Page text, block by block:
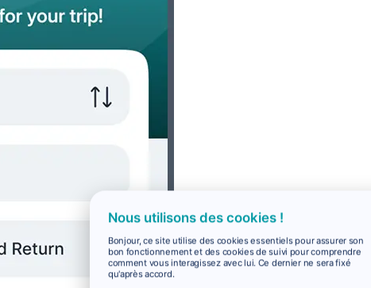
Nous utilisons des cookies !
Bonjour, ce site utilise des cookies essentiels pour assurer son
bon fonctionnement et des cookies de suivi pour comprendre
comment vous interagissez avec lui. Ce dernier ne sera fixé
qu'après accord.